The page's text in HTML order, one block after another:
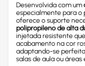
Desenvolvida com um
especialmente para o
oferece o suporte
polipropileno de alta
injetada resistente
acabamento na cor
adaptando-se
salas de aula ou áreas